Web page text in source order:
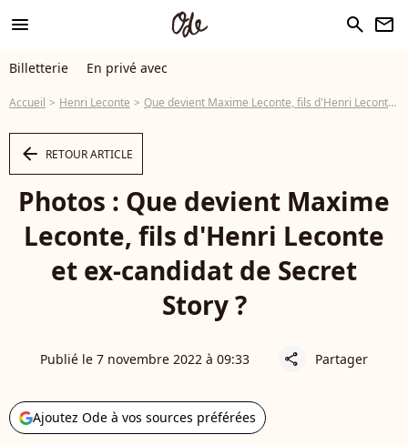
menu search newsletter
Billetterie En privé avec
Accueil Henri Leconte Que devient Maxime Leconte, fils d'Henri Leconte et ex-candidat de Secret Story ?
arrow_left RETOUR ARTICLE
Photos : Que devient Maxime
Leconte, fils d'Henri Leconte
et ex-candidat de Secret
Story ?
Publié le 7 novembre 2022 à 09:33 share Partager
Ajoutez Ode à vos sources préférées